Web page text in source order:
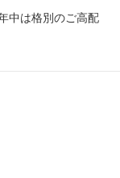
中は格別のご高配